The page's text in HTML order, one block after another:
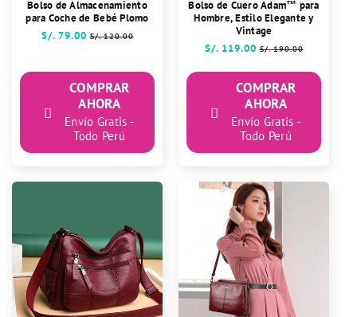
Bolso de Almacenamiento
para Coche de Bebé Plomo
Precio
S/. 79.00 Precio
S/. 120.00
COMPRAR
AHORA
Envío Gratis -
Todo Perú
Bolso de Cuero Adam™ para
Hombre, Estilo Elegante y
Vintage
Precio
S/. 119.00 Precio
S/. 190.00
COMPRAR
AHORA
Envío Gratis -
Todo Perú